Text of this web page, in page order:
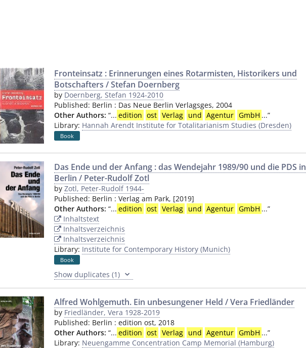
Fronteinsatz : Erinnerungen eines Rotarmisten, Historikers und
Botschafters / Stefan Doernberg
by Doernberg, Stefan 1924-2010
Published: Berlin : Das Neue Berlin Verlagsges, 2004
Other Authors: “... edition ost Verlag und Agentur GmbH ...”
Library: Hannah Arendt Institute for Totalitarianism Studies (Dresden)
Book
Das Ende und der Anfang : das Wendejahr 1989/90 und die PDS in
Berlin / Peter-Rudolf Zotl
by Zotl, Peter-Rudolf 1944-
Published: Berlin : Verlag am Park, [2019]
Other Authors: “... edition ost Verlag und Agentur GmbH ...”
Inhaltstext
Inhaltsverzeichnis
Inhaltsverzeichnis
Library: Institute for Contemporary History (Munich)
Book
Show duplicates (1)
Alfred Wohlgemuth. Ein unbesungener Held / Vera Friedländer
by Friedländer, Vera 1928-2019
Published: Berlin : edition ost, 2018
Other Authors: “... edition ost Verlag und Agentur GmbH ...”
Library: Neuengamme Concentration Camp Memorial (Hamburg)